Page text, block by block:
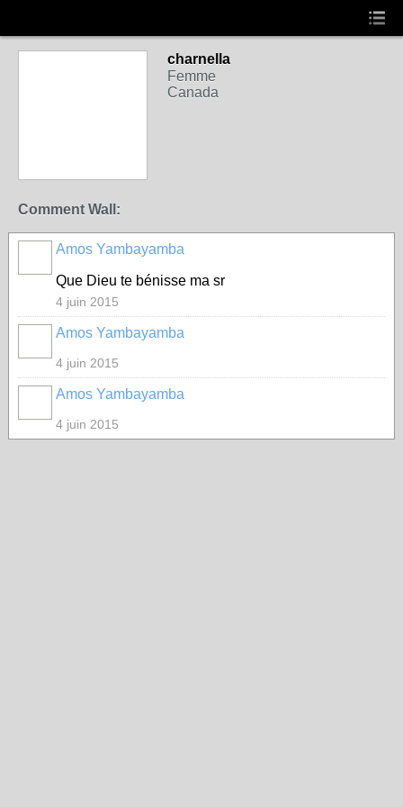
charnella
Femme
Canada
Comment Wall:
Amos Yambayamba
Que Dieu te bénisse ma sr
4 juin 2015
Amos Yambayamba
4 juin 2015
Amos Yambayamba
4 juin 2015